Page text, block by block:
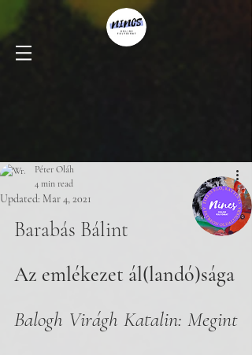
Péter Oláh
4 min read
Updated: Mar 4, 2021
Barabás Bálint
Az emlékezet ál(landó)sága
Balogh Virágh Katalin: Megint